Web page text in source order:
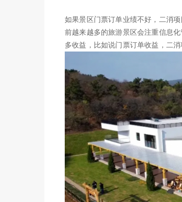
如果景区门票订单业绩不好，二消
前越来越多的旅游景区会注重信息
多收益，比如说门票订单收益，二消